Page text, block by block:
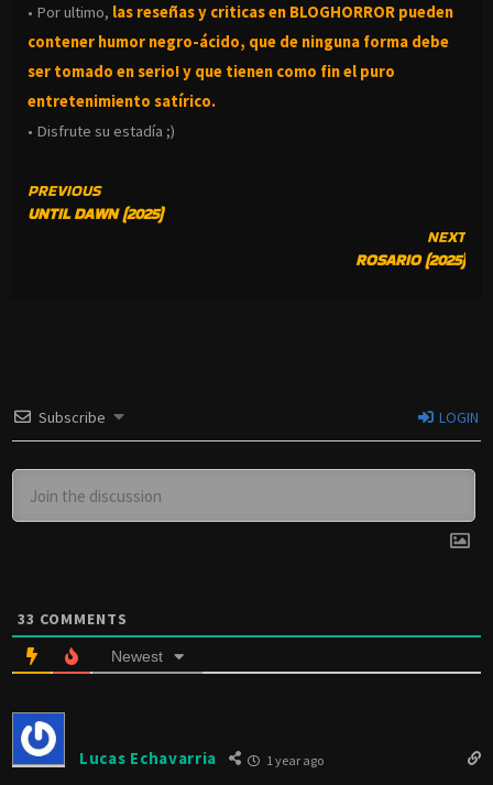
• Por ultimo, las reseñas y criticas en BLOGHORROR pueden
contener humor negro-ácido, que de ninguna forma debe
ser tomado en serio! y que tienen como fin el puro
entretenimiento satírico.
• Disfrute su estadía ;)
CONTINUE
READING
PREVIOUS
UNTIL DAWN (2025)
NEXT
ROSARIO (2025)
Subscribe LOGIN
33 COMMENTS
Newest
Lucas Echavarria 1 year ago